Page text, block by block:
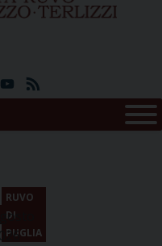
YouTube
RUVO
DI
PUGLIA